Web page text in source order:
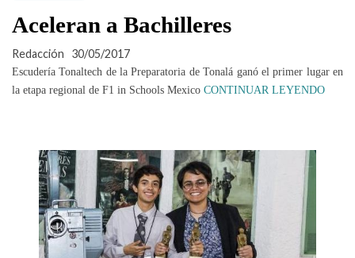
Aceleran a Bachilleres
Redacción 30/05/2017
Escudería Tonaltech de la Preparatoria de Tonalá ganó el primer lugar en
la etapa regional de F1 in Schools Mexico CONTINUAR LEYENDO